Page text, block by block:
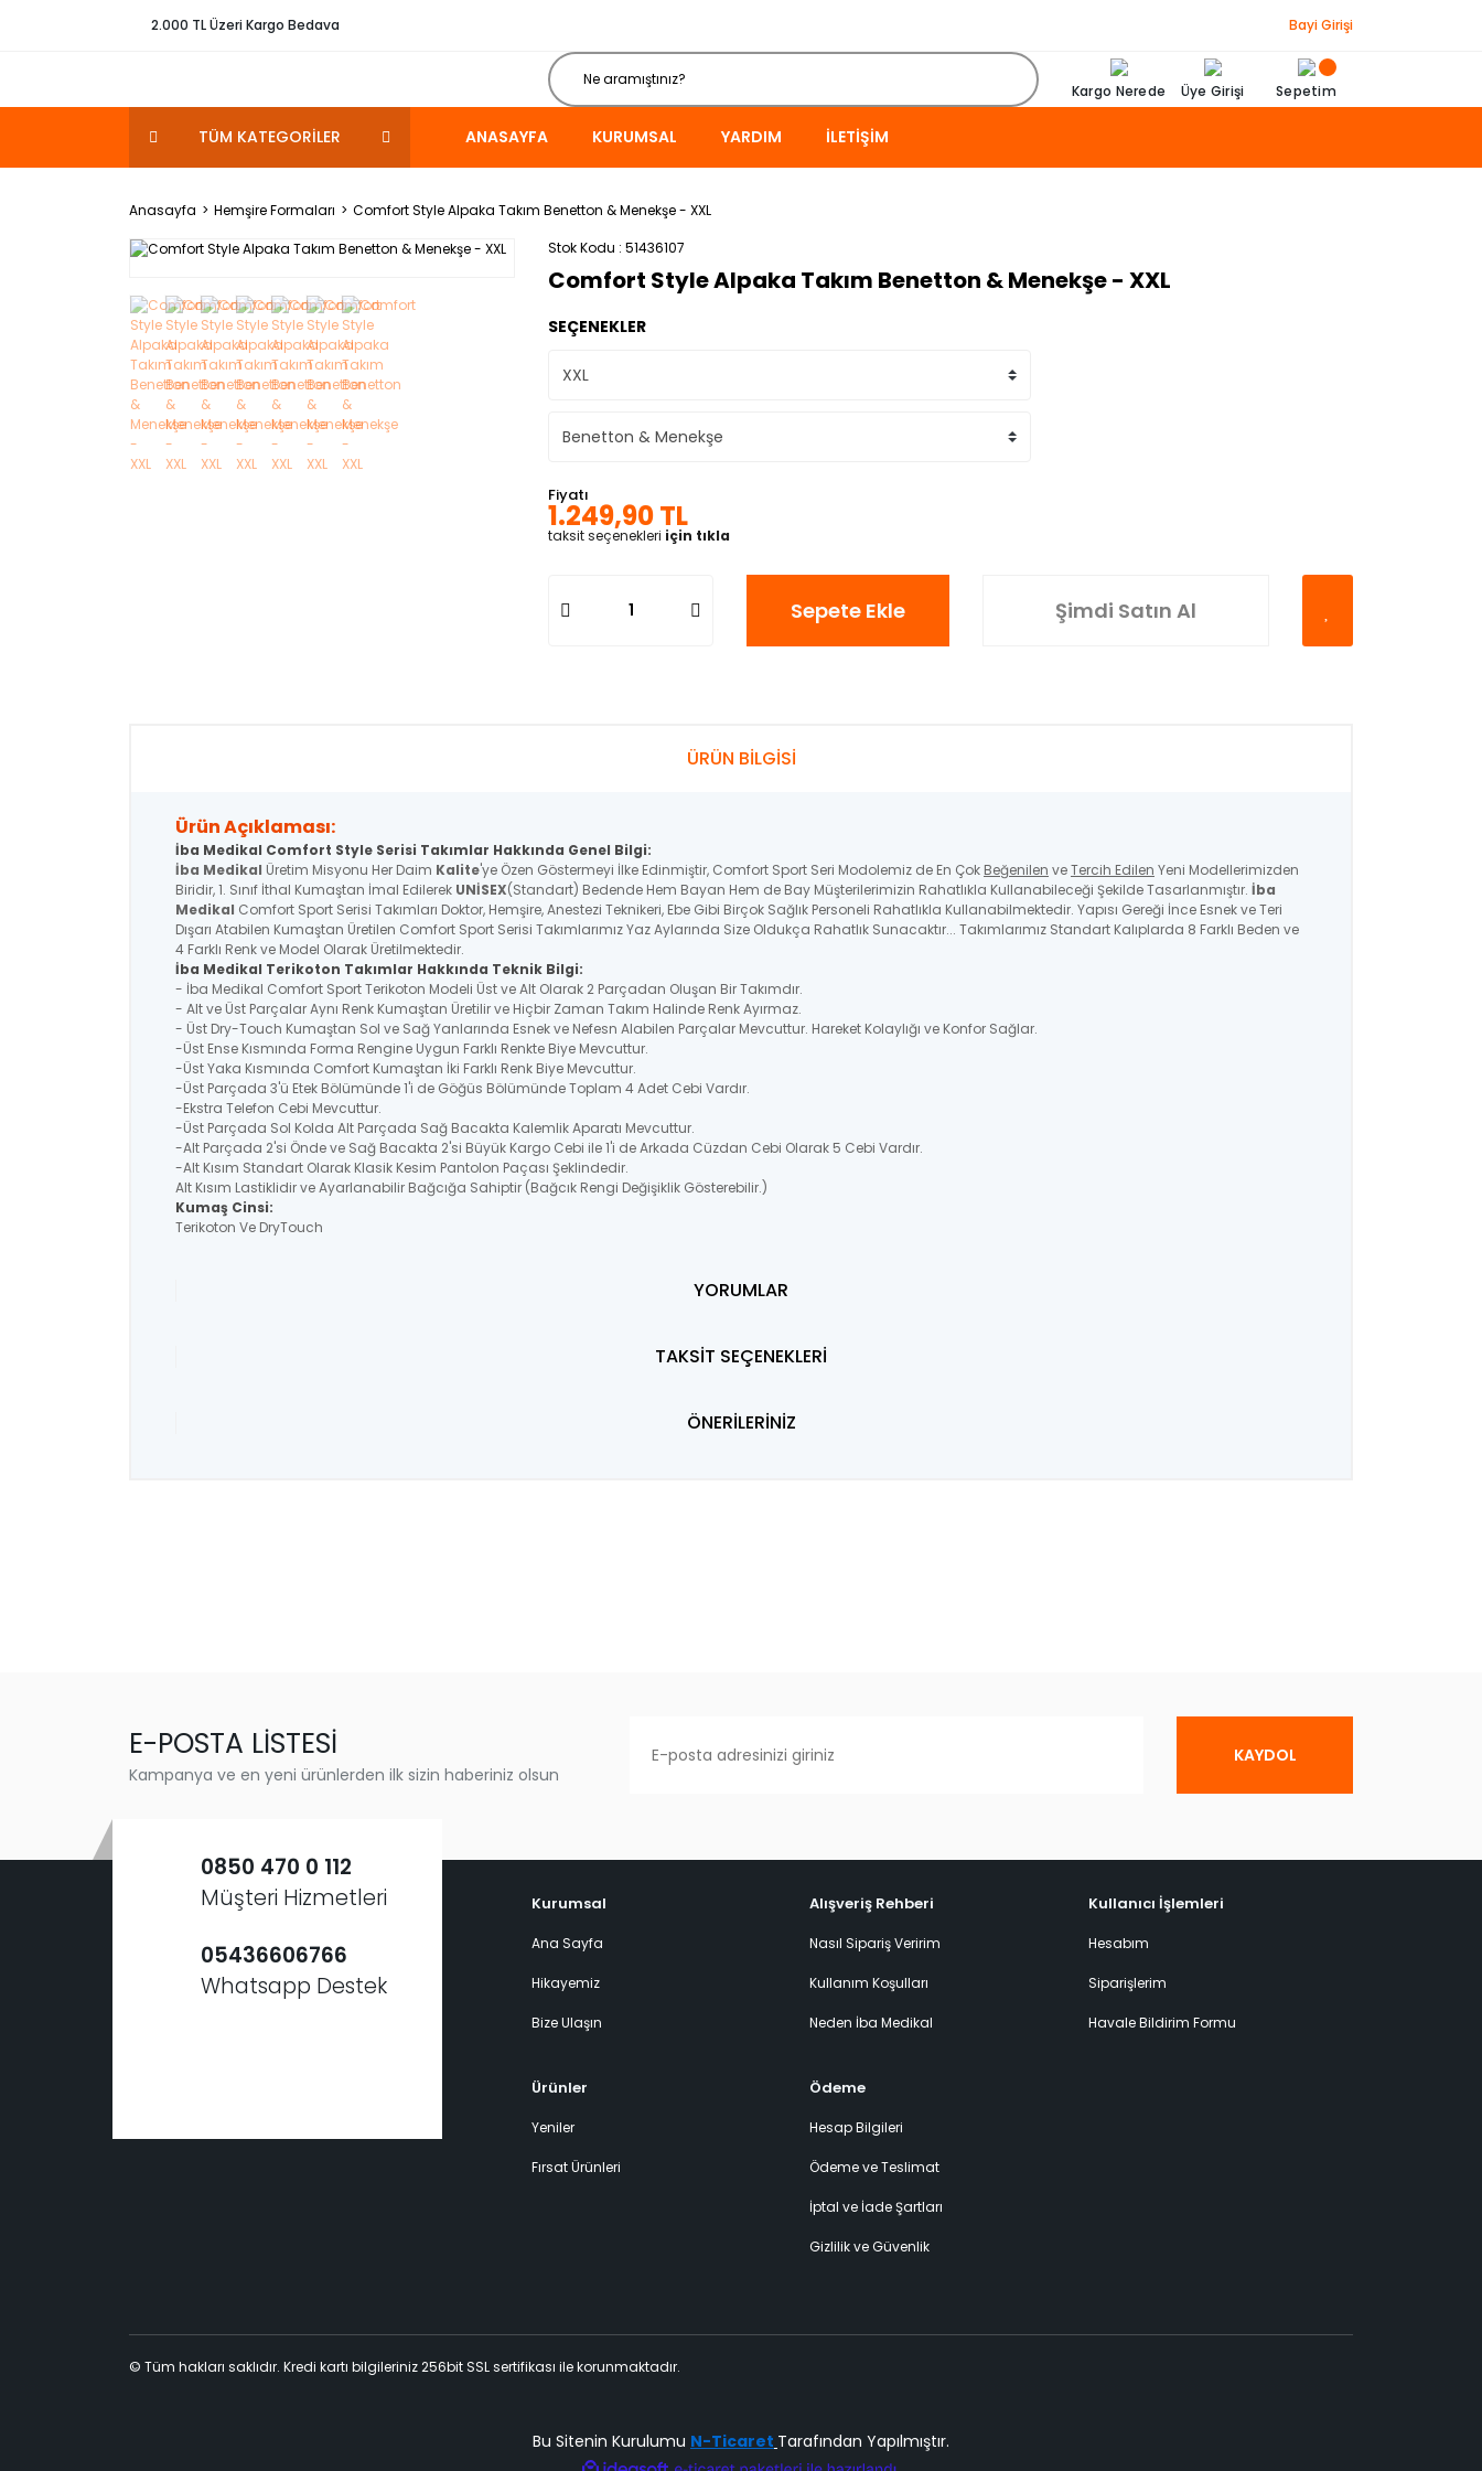
2.000 TL Üzeri Kargo Bedava Bayi Girişi
Kargo Nerede Üye Girişi Sepetim
TÜM KATEGORİLER ANASAYFA KURUMSAL YARDIM İLETIŞIM
Anasayfa Hemşire Formaları
Comfort Style Alpaka Takım Benetton & Menekşe - XXL
Stok Kodu 51436107
Comfort Style Alpaka Takım Benetton & Menekşe - XXL
SEÇENEKLER
Fiyatı
1.249,90 TL
taksit seçenekleri için tıkla
Sepete Ekle Şimdi Satın Al
ÜRÜN BİLGİSİ
Ürün Açıklaması:
İba Medikal Comfort Style Serisi Takımlar Hakkında Genel Bilgi:
İba Medikal Üretim Misyonu Her Daim Kalite'ye Özen Göstermeyi İlke Edinmiştir, Comfort Sport Seri Modolemiz de En Çok Beğenilen veTercih Edilen Yeni Modellerimizden
Biridir, 1. Sınıf İthal Kumaştan İmal Edilerek UNİSEX(Standart) Bedende Hem Bayan Hem de Bay Müşterilerimizin Rahatlıkla Kullanabileceği Şekilde Tasarlanmıştır. İba
Medikal Comfort Sport Serisi Takımları Doktor, Hemşire, Anestezi Teknikeri, Ebe Gibi Birçok Sağlık Personeli Rahatlıkla Kullanabilmektedir. Yapısı Gereği İnce Esnek ve Teri
Dışarı Atabilen Kumaştan Üretilen Comfort Sport Serisi Takımlarımız Yaz Aylarında Size Oldukça Rahatlık Sunacaktır... Takımlarımız Standart Kalıplarda 8 Farklı Beden ve
4 Farklı Renk ve Model Olarak Üretilmektedir.
İba Medikal Terikoton Takımlar Hakkında Teknik Bilgi:
- İba Medikal Comfort Sport Terikoton Modeli Üst ve Alt Olarak 2 Parçadan Oluşan Bir Takımdır.
- Alt ve Üst Parçalar Aynı Renk Kumaştan Üretilir ve Hiçbir Zaman Takım Halinde Renk Ayırmaz.
- Üst Dry-Touch Kumaştan Sol ve Sağ Yanlarında Esnek ve Nefesn Alabilen Parçalar Mevcuttur. Hareket Kolaylığı ve Konfor Sağlar.
-Üst Ense Kısmında Forma Rengine Uygun Farklı Renkte Biye Mevcuttur.
-Üst Yaka Kısmında Comfort Kumaştan İki Farklı Renk Biye Mevcuttur.
-Üst Parçada 3'ü Etek Bölümünde 1'i de Göğüs Bölümünde Toplam 4 Adet Cebi Vardır.
-Ekstra Telefon Cebi Mevcuttur.
-Üst Parçada Sol Kolda Alt Parçada Sağ Bacakta Kalemlik Aparatı Mevcuttur.
-Alt Parçada 2'si Önde ve Sağ Bacakta 2'si Büyük Kargo Cebi ile 1'i de Arkada Cüzdan Cebi Olarak 5 Cebi Vardır.
-Alt Kısım Standart Olarak Klasik Kesim Pantolon Paçası Şeklindedir.
Alt Kısım Lastiklidir ve Ayarlanabilir Bağcığa Sahiptir (Bağcık Rengi Değişiklik Gösterebilir.)
Kumaş Cinsi:
Terikoton Ve DryTouch
YORUMLAR
TAKSİT SEÇENEKLERİ
ÖNERİLERİNİZ
E-POSTA LİSTESİ
Kampanya ve en yeni ürünlerden ilk sizin haberiniz olsun
KAYDOL
0850 470 0 112
Müşteri Hizmetleri
05436606766
Whatsapp Destek
Kurumsal
Ana Sayfa
Hikayemiz
Bize Ulaşın
Alışveriş Rehberi
Nasıl Sipariş Veririm
Kullanım Koşulları
Neden İba Medikal
Ürünler
Yeniler
Fırsat Ürünleri
Ödeme
Hesap Bilgileri
Ödeme ve Teslimat
İptal ve İade Şartları
Gizlilik ve Güvenlik
Kullanıcı İşlemleri
Hesabım
Siparişlerim
Havale Bildirim Formu
© Tüm hakları saklıdır. Kredi kartı bilgileriniz 256bit SSL sertifikası ile korunmaktadır.
Bu Sitenin Kurulumu N-Ticaret Tarafından Yapılmıştır.